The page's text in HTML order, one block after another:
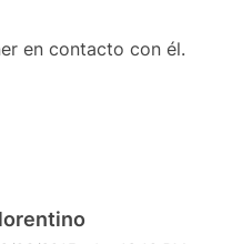
en contacto con él.